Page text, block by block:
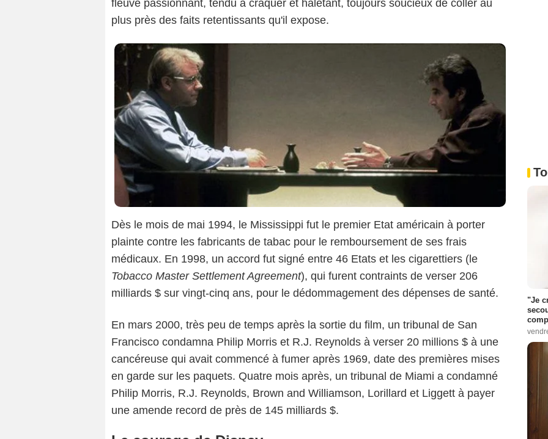
fleuve passionnant, tendu à craquer et haletant, toujours soucieux de coller au
plus près des faits retentissants qu'il expose.
Dès le mois de mai 1994, le Mississippi fut le premier Etat américain à porter
plainte contre les fabricants de tabac pour le remboursement de ses frais
médicaux. En 1998, un accord fut signé entre 46 Etats et les cigarettiers (le
Tobacco Master Settlement Agreement), qui furent contraints de verser 206
milliards $ sur vingt-cinq ans, pour le dédommagement des dépenses de santé.
En mars 2000, très peu de temps après la sortie du film, un tribunal de San
Francisco condamna Philip Morris et R.J. Reynolds à verser 20 millions $ à une
cancéreuse qui avait commencé à fumer après 1969, date des premières mises
en garde sur les paquets. Quatre mois après, un tribunal de Miami a condamné
Philip Morris, R.J. Reynolds, Brown and Williamson, Lorillard et Liggett à payer
une amende record de près de 145 milliards $.
"Je